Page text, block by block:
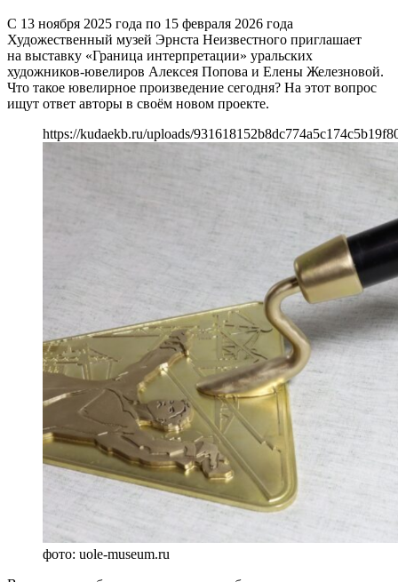
С 13 ноября 2025 года по 15 февраля 2026 года
Художественный музей Эрнста Неизвестного приглашает
на выставку «Граница интерпретации» уральских
художников-ювелиров Алексея Попова и Елены Железновой.
Что такое ювелирное произведение сегодня? На этот вопрос
ищут ответ авторы в своём новом проекте.
https://kudaekb.ru/uploads/
фото: uole-museum.ru